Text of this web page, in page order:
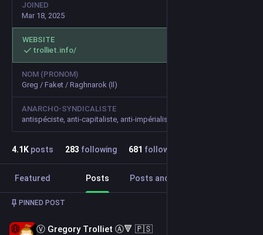
JOINED
Mar 18, 2025
WEBSITE
trolliet.info/
NOM (PRONOM)
Greg / Faket / Raghnarok (Il)
ANARCHO-SYNDICALISTE
4.1 K posts 283 following 681 followers
Featured Posts Posts and replies
PINNED POST
Ⓥ Gregory Trolliet Ⓐ🔻 🇵🇸